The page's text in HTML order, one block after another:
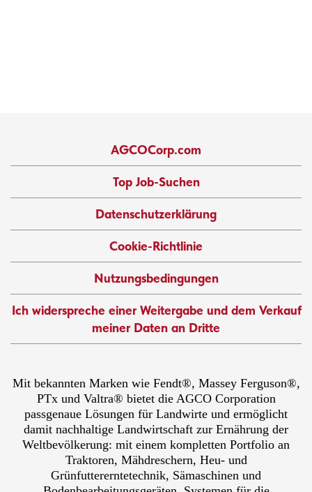
AGCOCorp.com
Top Job-Suchen
Datenschutzerklärung
Cookie-Richtlinie
Nutzungsbedingungen
Ich widerspreche einer Weitergabe und dem Verkauf
meiner Daten an Dritte
Mit bekannten Marken wie Fendt®, Massey Ferguson®,
PTx und Valtra® bietet die AGCO Corporation
passgenaue Lösungen für Landwirte und ermöglicht
damit nachhaltige Landwirtschaft zur Ernährung der
Weltbevölkerung: mit einem kompletten Portfolio an
Traktoren, Mähdreschern, Heu- und
Grünfuttererntetechnik, Sämaschinen und